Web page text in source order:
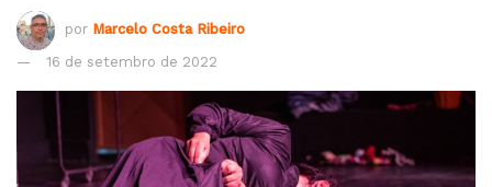
por Marcelo Costa Ribeiro
16 de setembro de 2022